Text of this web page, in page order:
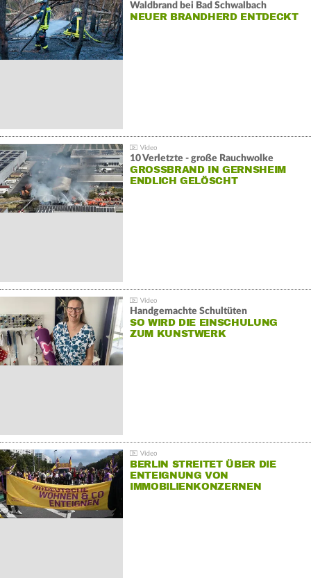
Waldbrand bei Bad Schwalbach
NEUER BRANDHERD ENTDECKT
10 Verletzte - große Rauchwolke
GROSSBRAND IN GERNSHEIM E
NDLICH GELÖSCHT
Handgemachte Schultüten
SO WIRD DIE EINSCHULUNG
ZUM KUNSTWERK
BERLIN STREITET ÜBER DIE
ENTEIGNUNG VON
IMMOBILIENKONZERNEN